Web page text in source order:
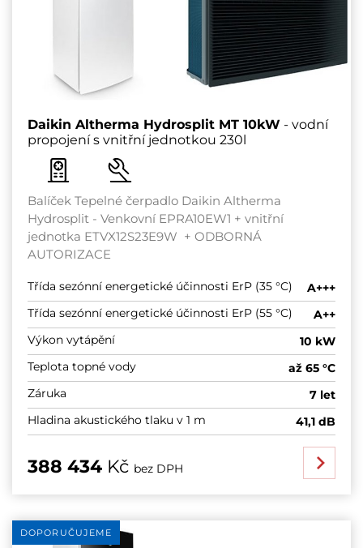
Daikin Altherma Hydrosplit MT 10kW - vodní
propojení s vnitřní jednotkou 230l
Balíček Tepelné čerpadlo Daikin Altherma
Hydrosplit - Venkovní EPRA10EW1 + vnitřní
jednotka ETVX12S23E9W + ODBORNÁ
AUTORIZACE
Třída sezónní energetické účinnosti ErP (35 °C)
A+++
Třída sezónní energetické účinnosti ErP (55 °C)
A++
Výkon vytápění
10 kW
Teplota topné vody
až 65 °C
Záruka
7 let
Hladina akustického tlaku v 1 m
41,1 dB
388 434 Kč bez DPH
DOPORUČUJEME